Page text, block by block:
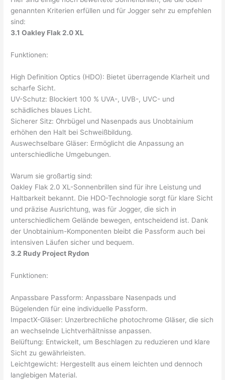
genannten Kriterien erfüllen und für Jogger sehr zu empfehlen
sind:
3.1 Oakley Flak 2.0 XL
Funktionen:
High Definition Optics (HDO): Bietet überragende Klarheit und
scharfe Sicht.
UV-Schutz: Blockiert 100 % UVA-, UVB-, UVC- und
schädliches blaues Licht.
Sicherer Sitz: Ohrbügel und Nasenpads aus Unobtainium
erhöhen den Halt bei Schweißbildung.
Auswechselbare Gläser: Ermöglicht die Anpassung an
unterschiedliche Umgebungen.
Warum sie großartig sind:
Oakley Flak 2.0 XL-Sonnenbrillen sind für ihre Leistung und
Haltbarkeit bekannt. Die HDO-Technologie sorgt für klare Sicht
und präzise Ausrichtung, was für Jogger, die sich in
unterschiedlichem Gelände bewegen, entscheidend ist. Dank
der Unobtainium-Komponenten bleibt die Passform auch bei
intensiven Läufen sicher und bequem.
3.2 Rudy Project Rydon
Funktionen:
Anpassbare Passform: Anpassbare Nasenpads und
Bügelenden für eine individuelle Passform.
ImpactX-Gläser: Unzerbrechliche photochrome Gläser, die sich
an wechselnde Lichtverhältnisse anpassen.
Belüftung: Entwickelt, um Beschlagen zu reduzieren und klare
Sicht zu gewährleisten.
Leichtgewicht: Hergestellt aus einem leichten und dennoch
langlebigen Material.